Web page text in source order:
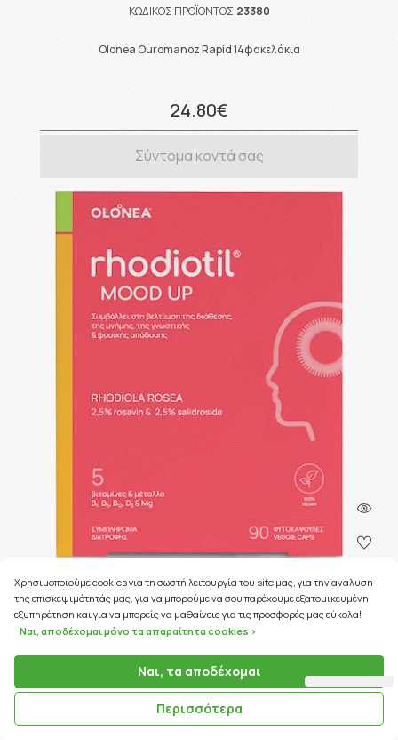
ΚΩΔΙΚΟΣ ΠΡΟΪΟΝΤΟΣ:23380
Olonea Ouromanoz Rapid 14φακελάκια
24.80€
Σύντομα κοντά σας
532 Coins
ΚΩΔΙΚΟΣ ΠΡΟΪΟΝΤΟΣ:23381
Olonea Rhodiotil Mood Up 90caps
53.24€
Χρησιμοποιούμε cookies για τη σωστή λειτουργία του site μας, για την ανάλυση
της επισκεψιμότητάς μας, για να μπορούμε να σου παρέχουμε εξατομικευμένη
εξυπηρέτηση και για να μπορείς να μαθαίνεις για τις προσφορές μας εύκολα!
Ναι, αποδέχομαι μόνο τα απαραίτητα cookies >
Ναι, τα αποδέχομαι
Περισσότερα